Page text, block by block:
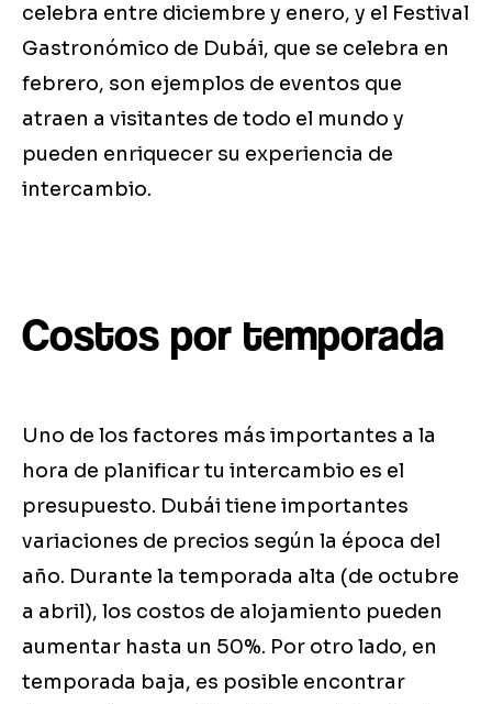
celebra entre diciembre y enero, y el Festival
Gastronómico de Dubái, que se celebra en
febrero, son ejemplos de eventos que
atraen a visitantes de todo el mundo y
pueden enriquecer su experiencia de
intercambio.
Costos por temporada
Uno de los factores más importantes a la
hora de planificar tu intercambio es el
presupuesto. Dubái tiene importantes
variaciones de precios según la época del
año. Durante la temporada alta (de octubre
a abril), los costos de alojamiento pueden
aumentar hasta un 50%. Por otro lado, en
temporada baja, es posible encontrar